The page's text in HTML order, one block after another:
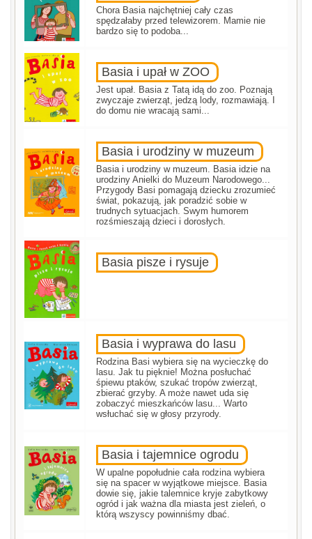
Chora Basia najchętniej cały czas
spędzałaby przed telewizorem. Mamie nie
bardzo się to podoba...
Basia i upał w ZOO
Jest upał. Basia z Tatą idą do zoo. Poznają
zwyczaje zwierząt, jedzą lody, rozmawiają. I
do domu nie wracają sami...
Basia i urodziny w muzeum
Basia i urodziny w muzeum. Basia idzie na
urodziny Anielki do Muzeum Narodowego...
Przygody Basi pomagają dziecku zrozumieć
świat, pokazują, jak poradzić sobie w
trudnych sytuacjach. Swym humorem
rozśmieszają dzieci i dorosłych.
Basia pisze i rysuje
Basia i wyprawa do lasu
Rodzina Basi wybiera się na wycieczkę do
lasu. Jak tu pięknie! Można posłuchać
śpiewu ptaków, szukać tropów zwierząt,
zbierać grzyby. A może nawet uda się
zobaczyć mieszkańców lasu... Warto
wsłuchać się w głosy przyrody.
Basia i tajemnice ogrodu
W upalne popołudnie cała rodzina wybiera
się na spacer w wyjątkowe miejsce. Basia
dowie się, jakie talemnice kryje zabytkowy
ogród i jak ważna dla miasta jest zieleń, o
którą wszyscy powinniśmy dbać.